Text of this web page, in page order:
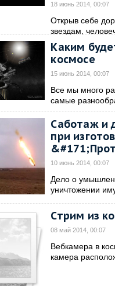
18 июнь 2014, 00:07
Открыв себе
звездам,
Каким
космосе
15 июнь 2014, 00:07
Все мы много
самые
Cаботаж и
при
10 июнь 2014, 00:07
Дело о
уничтожении
Стрим из
08 май 2014, 00:07
Вебкамера в
камера